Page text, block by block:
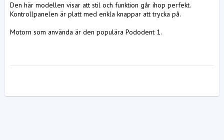
Den här modellen visar att stil och funktion går ihop perfekt.
Kontrollpanelen är platt med enkla knappar att trycka på.
Motorn som använda är den populära Pododent 1.